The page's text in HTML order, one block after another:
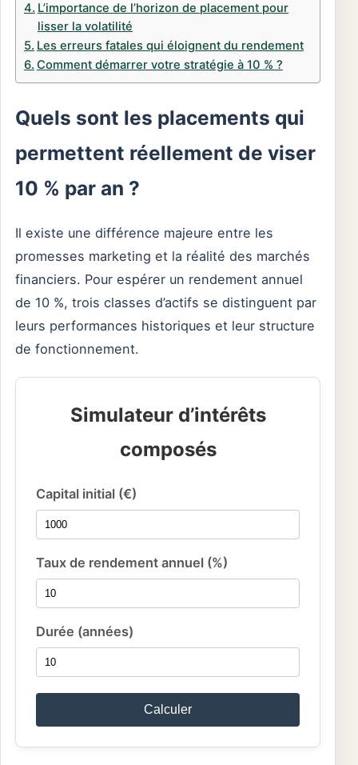
L’importance de l’horizon de placement pour
lisser la volatilité
Les erreurs fatales qui éloignent du rendement
Comment démarrer votre stratégie à 10 % ?
Quels sont les placements qui
permettent réellement de viser
10 % par an ?
Il existe une différence majeure entre les
promesses marketing et la réalité des marchés
financiers. Pour espérer un rendement annuel
de 10 %, trois classes d’actifs se distinguent par
leurs performances historiques et leur structure
de fonctionnement.
Simulateur d’intérêts
composés
Capital initial (€)
Taux de rendement annuel (%)
Durée (années)
Calculer